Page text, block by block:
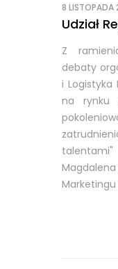
8 LISTOPADA
Udział
Z
debaty
i Logistyka
na rynku
Magdalena
Marketingu